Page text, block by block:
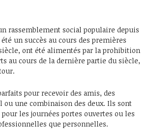
rassemblement social populaire depuis
un succès au cours des premières
ont été alimentés par la prohibition
au cours de la dernière partie du siècle,
pour recevoir des amis, des
ou une combinaison des deux. Ils sont
les journées portes ouvertes ou les
que personnelles.